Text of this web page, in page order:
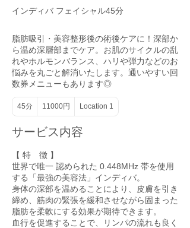
インディバ フェイシャル45分
脂肪吸引・美容整形後の術後ケアに！深部か
ら温め深層部までケア。お肌のサイクルの乱
れやホルモンバランス、ハリや弾力などのお
悩みを丸ごと解消いたします。通いやすい回
数券メニューもあります◎
45分
5
円11000円 Location 1
サービス内容
【 特 徴 】
世界で唯一 認められた 0.448MHz 帯を使用
する「最強の美容法」インディバ。
身体の深部を温めることにより、皮膚を引き
締め、筋肉の緊張を緩和させながら固まった
脂肪を柔軟にする効果が期待できます。
血行を促進することで、リンパの流れも良く